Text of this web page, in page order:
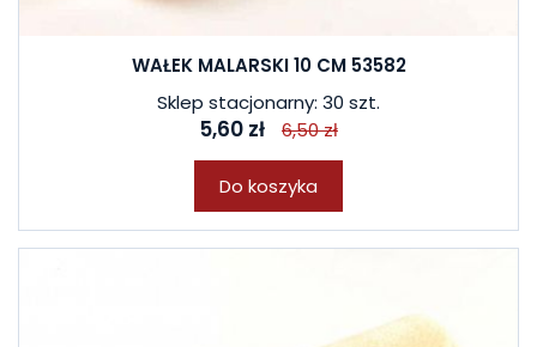
WAŁEK MALARSKI 10 CM 53582
Sklep stacjonarny: 30 szt.
5,60 zł 6,50 zł
Do koszyka